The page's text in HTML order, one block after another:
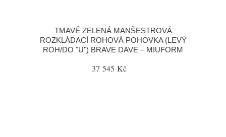
TMAVĚ ZELENÁ MANŠESTROVÁ
ROZKLÁDACÍ ROHOVÁ POHOVKA (LEVÝ
ROH/DO "U") BRAVE DAVE – MIUFORM
37 545 Kč